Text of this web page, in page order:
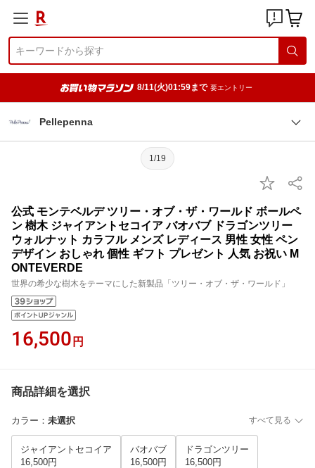
8/11(火)01:59まで 要エントリー
Pellepenna
1/19
公式 モンテベルデ ツリー・オブ・ザ・ワールド ボールペ
ン 樹木 ジャイアントセコイア バオバブ ドラゴンツリー
ウォルナット カラフル メンズ レディース 男性 女性 ペン
デザイン おしゃれ 個性 ギフト プレゼント 人気 お祝い M
ONTEVERDE
世界の希少な樹木をテーマにした新製品「ツリー・オブ・ザ・ワールド」
16,500 円
商品詳細を選択
カラー ： 未選択 すべて見る
ジャイアントセコイア
16,500円
バオバブ
16,500円
ドラゴンツリー
16,500円